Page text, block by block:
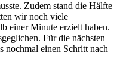
Zudem stand die Hälfte
wir noch viele
einer Minute erzielt haben.
Für die nächsten
nochmal einen Schritt nach